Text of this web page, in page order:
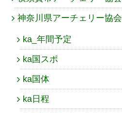
神奈川県アーチェリー協会
ka_年間予定
ka国スポ
ka国体
ka日程